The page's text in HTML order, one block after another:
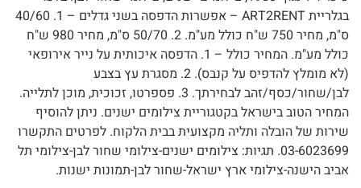
בגלריית ART2RENT – אפשרות הדפסה בשני גדלים – 1. 40/60
ס"מ, מחיר 750 ש"ח כולל מע"מ. 2. 50/70 ס"מ, מחיר 980 ש"ח
כולל מע"מ. המחיר כולל – 1. הדפסה איכותית על נייר אירופאי
(לא מומלץ להדפיס על קנבס). 2. מסגרת עץ בצבע
לבן/שחור/כסף/זהב לבחירתך. 3. פספרטו, זכוכית, מוכן לתלייה.
המחיר הטוב בישראל בקטגוריית צילומים ישנים. ניתן להוסיף
שירות של הובלה ותליה מקצועית בבית הלקוח. לפרטים התקשרו
03-6023699. תגיות: צילומים ישנים-צילומי שחור לבן-צילומי תל
אביב הישנה-צילומי ארץ ישראל-שחור לבן-תמונות ישנות.